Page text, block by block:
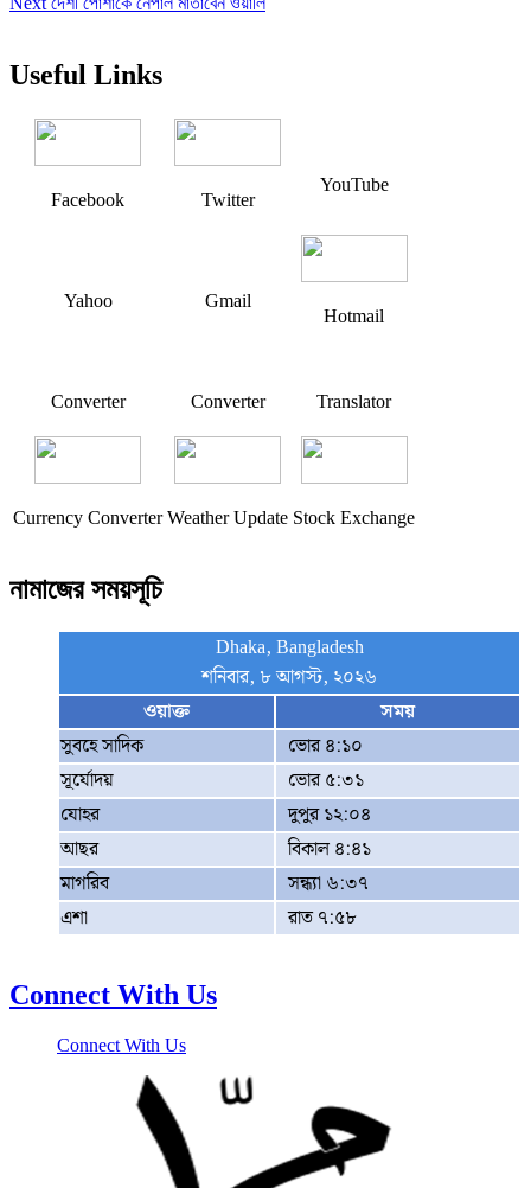
navigation
Useful Links
Facebook Twitter
YouTube
Yahoo Gmail
Hotmail
Converter Converter Translator
Currency Converter Weather Update Stock Exchange
নামাজের সময়সূচি
Dhaka, Bangladesh
শনিবার, ৮ আগস্ট, ২০২৬
ওয়াক্ত
সময়
সুবহে সাদিক
ভোর ৪:১০
সূর্যোদয়
ভোর ৫:৩১
যোহর
দুপুর ১২:০৪
আছর
বিকাল ৪:৪১
মাগরিব
সন্ধ্যা ৬:৩৭
এশা
রাত ৭:৫৮
Connect With Us
Connect With Us